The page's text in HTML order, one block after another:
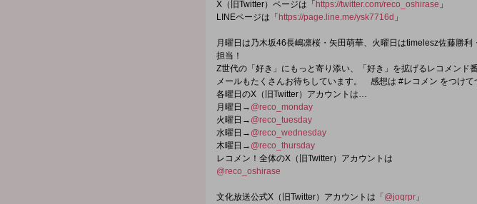
X（旧Twitter）ページは「 https://twitter.com/reco_oshirase 」
LINEページは「 https://page.line.me/ysk7716d 」
月曜日は乃木坂46長嶋凛桜・矢田萌華、火曜日はtimelesz佐藤勝
担当！
Z世代の「好き」にもっと寄り添い、「好き」を拡げるレコメンド
メールもたくさんお待ちしています。 感想は #レコメン をつけて
各曜日のX（旧Twitter）アカウントは…
月曜日→ @reco_monday
火曜日→ @reco_tuesday
水曜日→ @reco_wednesday
木曜日→ @reco_thursday
レコメン！全体のX（旧Twitter）アカウントは
@reco_oshirase
文化放送公式X（旧Twitter）アカウントは「 @joqrpr 」